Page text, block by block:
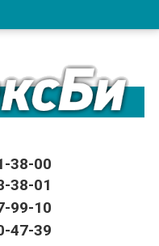
38-00
38-01
99-10
47-39